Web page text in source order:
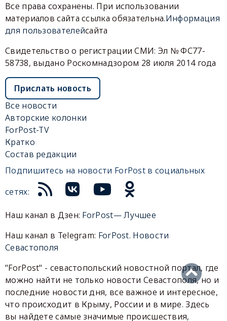
Все права сохранены. При использовании
материалов сайта ссылка обязательна.Информация
для пользователейсайта
Свидетельство о регистрации СМИ: Эл № ФС77-
58738, выдано Роскомнадзором 28 июля 2014 года
Прислать новость
Все новости
Авторские колонки
ForPost-TV
Кратко
Состав редакции
Подпишитесь на новости ForPost в социальных
сетях:
Наш канал в Дзен: ForPost— Лучшее
Наш канал в Telegram: ForPost. Новости
Севастополя
"ForPost" - севастопольский новостной портал, где
можно найти не только новости Севастополя, но и
последние новости дня, все важное и интересное,
что происходит в Крыму, России и в мире. Здесь
вы найдете самые значимые происшествия,